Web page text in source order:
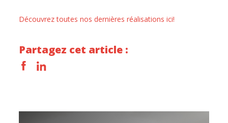
Découvrez toutes nos dernières réalisations ici!
Partagez cet article :